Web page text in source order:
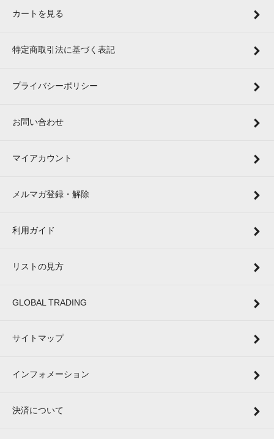
カートを見る
特定商取引法に基づく表記
プライバシーポリシー
お問い合わせ
マイアカウント
メルマガ登録・解除
利用ガイド
リストの見方
GLOBAL TRADING
サイトマップ
インフォメーション
決済について